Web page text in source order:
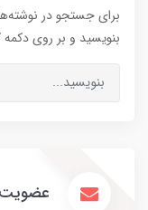
برای جستجو در
بنویسید و بر روی دکمه
عضویت